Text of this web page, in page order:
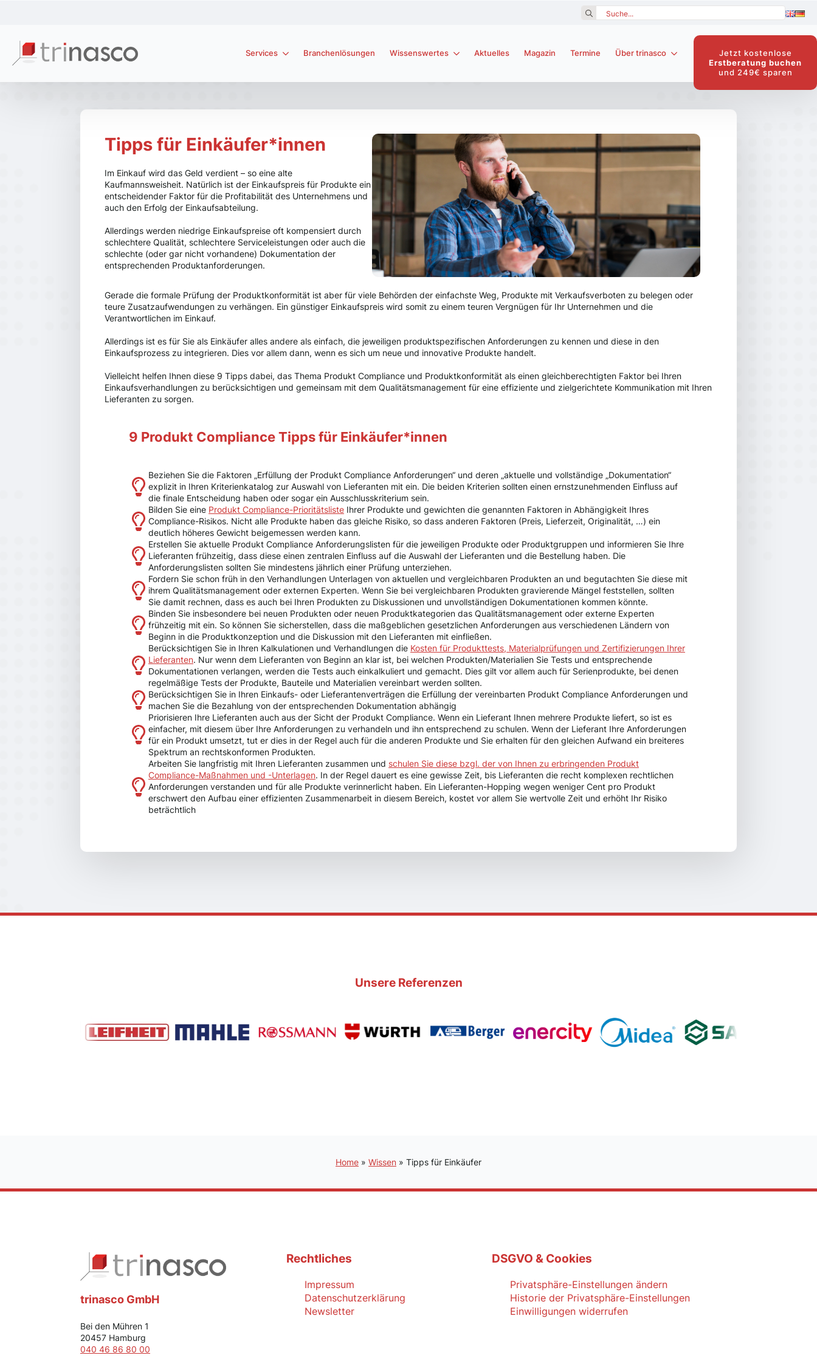
Search
Services Branchenlösungen Wissenswertes Aktuelles Magazin Termine Über trinasco
Jetzt kostenlose
Erstberatung buchen
und 249€ sparen
Tipps für Einkäufer*innen
Im Einkauf wird das Geld verdient – so eine alte
Kaufmannsweisheit. Natürlich ist der Einkaufspreis für Produkte ein
entscheidender Faktor für die Profitabilität des Unternehmens und
auch den Erfolg der Einkaufsabteilung.
Allerdings werden niedrige Einkaufspreise oft kompensiert durch
schlechtere Qualität, schlechtere Serviceleistungen oder auch die
schlechte (oder gar nicht vorhandene) Dokumentation der
entsprechenden Produktanforderungen.
Gerade die formale Prüfung der Produktkonformität ist aber für viele Behörden der einfachste Weg, Produkte mit Verkaufsverboten zu belegen oder
teure Zusatzaufwendungen zu verhängen. Ein günstiger Einkaufspreis wird somit zu einem teuren Vergnügen für Ihr Unternehmen und die
Verantwortlichen im Einkauf.
Allerdings ist es für Sie als Einkäufer alles andere als einfach, die jeweiligen produktspezifischen Anforderungen zu kennen und diese in den
Einkaufsprozess zu integrieren. Dies vor allem dann, wenn es sich um neue und innovative Produkte handelt.
Vielleicht helfen Ihnen diese 9 Tipps dabei, das Thema Produkt Compliance und Produktkonformität als einen gleichberechtigten Faktor bei Ihren
Einkaufsverhandlungen zu berücksichtigen und gemeinsam mit dem Qualitätsmanagement für eine effiziente und zielgerichtete Kommunikation mit Ihren
Lieferanten zu sorgen.
9 Produkt Compliance Tipps für Einkäufer*innen
Beziehen Sie die Faktoren „Erfüllung der Produkt Compliance Anforderungen“ und deren „aktuelle und vollständige „Dokumentation“
explizit in Ihren Kriterienkatalog zur Auswahl von Lieferanten mit ein. Die beiden Kriterien sollten einen ernstzunehmenden Einfluss auf
die finale Entscheidung haben oder sogar ein Ausschlusskriterium sein.
Bilden Sie eine Produkt Compliance-Prioritätsliste Ihrer Produkte und gewichten die genannten Faktoren in Abhängigkeit Ihres
Compliance-Risikos. Nicht alle Produkte haben das gleiche Risiko, so dass anderen Faktoren (Preis, Lieferzeit, Originalität, …) ein
deutlich höheres Gewicht beigemessen werden kann.
Erstellen Sie aktuelle Produkt Compliance Anforderungslisten für die jeweiligen Produkte oder Produktgruppen und informieren Sie Ihre
Lieferanten frühzeitig, dass diese einen zentralen Einfluss auf die Auswahl der Lieferanten und die Bestellung haben. Die
Anforderungslisten sollten Sie mindestens jährlich einer Prüfung unterziehen.
Fordern Sie schon früh in den Verhandlungen Unterlagen von aktuellen und vergleichbaren Produkten an und begutachten Sie diese mit
ihrem Qualitätsmanagement oder externen Experten. Wenn Sie bei vergleichbaren Produkten gravierende Mängel feststellen, sollten
Sie damit rechnen, dass es auch bei Ihren Produkten zu Diskussionen und unvollständigen Dokumentationen kommen könnte.
Binden Sie insbesondere bei neuen Produkten oder neuen Produktkategorien das Qualitätsmanagement oder externe Experten
frühzeitig mit ein. So können Sie sicherstellen, dass die maßgeblichen gesetzlichen Anforderungen aus verschiedenen Ländern von
Beginn in die Produktkonzeption und die Diskussion mit den Lieferanten mit einfließen.
Berücksichtigen Sie in Ihren Kalkulationen und Verhandlungen die Kosten für Produkttests, Materialprüfungen und Zertifizierungen Ihrer
Lieferanten. Nur wenn dem Lieferanten von Beginn an klar ist, bei welchen Produkten/Materialien Sie Tests und entsprechende
Dokumentationen verlangen, werden die Tests auch einkalkuliert und gemacht. Dies gilt vor allem auch für Serienprodukte, bei denen
regelmäßige Tests der Produkte, Bauteile und Materialien vereinbart werden sollten.
Berücksichtigen Sie in Ihren Einkaufs- oder Lieferantenverträgen die Erfüllung der vereinbarten Produkt Compliance Anforderungen und
machen Sie die Bezahlung von der entsprechenden Dokumentation abhängig
Priorisieren Ihre Lieferanten auch aus der Sicht der Produkt Compliance. Wenn ein Lieferant Ihnen mehrere Produkte liefert, so ist es
einfacher, mit diesem über Ihre Anforderungen zu verhandeln und ihn entsprechend zu schulen. Wenn der Lieferant Ihre Anforderungen
für ein Produkt umsetzt, tut er dies in der Regel auch für die anderen Produkte und Sie erhalten für den gleichen Aufwand ein breiteres
Spektrum an rechtskonformen Produkten.
Arbeiten Sie langfristig mit Ihren Lieferanten zusammen und schulen Sie diese bzgl. der von Ihnen zu erbringenden Produkt
Compliance-Maßnahmen und -Unterlagen. In der Regel dauert es eine gewisse Zeit, bis Lieferanten die recht komplexen rechtlichen
Anforderungen verstanden und für alle Produkte verinnerlicht haben. Ein Lieferanten-Hopping wegen weniger Cent pro Produkt
erschwert den Aufbau einer effizienten Zusammenarbeit in diesem Bereich, kostet vor allem Sie wertvolle Zeit und erhöht Ihr Risiko
beträchtlich
Unsere Referenzen
Home » Wissen » Tipps für Einkäufer
trinasco GmbH
Bei den Mühren 1
20457 Hamburg
040 46 86 80 00
Rechtliches
Impressum
Datenschutzerklärung
Newsletter
DSGVO & Cookies
Privatsphäre-Einstellungen ändern
Historie der Privatsphäre-Einstellungen
Einwilligungen widerrufen